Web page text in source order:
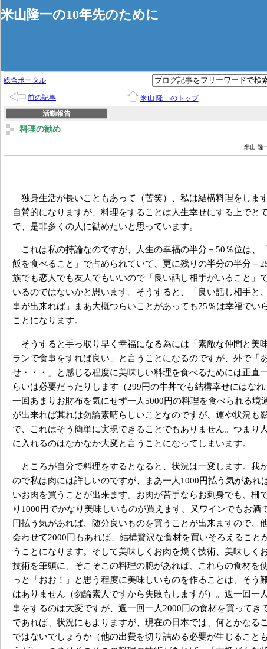
米山隆一の10年先のために
総合ポータル
前の記事 米山 隆一のトップ
活動報告
料理の勧め
米山 隆
独身生活が長いこともあって（苦笑）、私は結構料理をしま
自賛的になりますが、料理をすることは人生幸せにする上でと
で、是非多くの人に勧めたいと思っています。
これは私の持論なのですが、人生の幸福の半分－50％位は、
飯を食べること」で占められていて、更に残りの半分の半分－
族でも恋人でも友人でもいいので「良い話し相手がいること」
いるのではないかと思います。そうすると、「良い話し相手と
事が出来れば」まあ大概つらいことがあっても75％は幸福でい
ことになります。
そうすると手っ取り早く幸福になる為には「素敵な仲間と美
ランで食事をすれば良い」と言うことになるのですが、外で「
せ・・・」と感じる程度に美味しい料理を食べるためには正直
らいは必要だったりします（299円の牛丼でも結構幸せにはなれ
一回あまりお財布を気にせず一人5000円の料理を食べられる境
が出来れば其れは勿論素晴らしいことなのですが、運や状況も
で、これはそう簡単に実現できることでもありません。つまり
に入れるのはなかなか大変と言うことになってしまいます。
ところが自分で料理をするとなると、状況は一変します。我
ので私は肉には詳しいのですが、まあ一人1000円払う気があれ
いお肉を買うことが出来ます。お肉が苦手ならお刺身でも、柵
り1000円でかなり美味しいものが買えます。又ワインでもお酒
円払う気があれば、随分良いものを買うことが出来ますので、
会わせて2000円もあれば、結構贅沢な食材を買いそろえること
うことになります。そして美味しくお肉を焼く技術、美味しく
技術を筆頭に、そこそこの料理の腕があれば、これらの食材を
っと「おお！」と思う程度に美味しいものを作ることは、そう
はありません（勿論素人ですから失敗もしますが）。週一回一
事をするのは大変ですが、週一回一人2000円の食材を買ってき
であれば、状況にもよりますが、現在の日本では、何とかなる
ではないでしょうか（他の出費を切り詰める必要が生じること